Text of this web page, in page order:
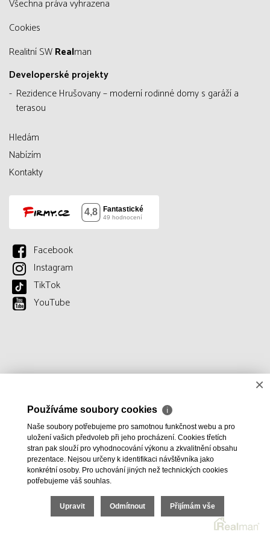
všechna práva vyhrazena
Cookies
Realitní SWRealman
Developerské projekty
Rezidence Hrušovany – moderní rodinné domy s garáží a
terasou
Hledám
Nabízím
Kontakty
Facebook
Instagram
TikTok
YouTube
×
Používáme soubory cookies ℹ
Naše soubory potřebujeme pro samotnou funkčnost webu a pro
uložení vašich předvoleb při jeho procházení. Cookies třetích
stran pak slouží pro vyhodnocování výkonu a zkvalitnění obsahu
prezentace. Nejsou určeny k identifikaci návštěvníka jako
konkrétní osoby. Pro uchování jiných než technických cookies
potřebujeme váš souhlas.
Upravit Odmítnout Přijímám vše